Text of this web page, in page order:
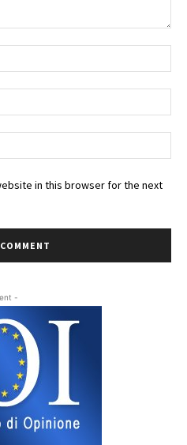
in this browser for the next
-